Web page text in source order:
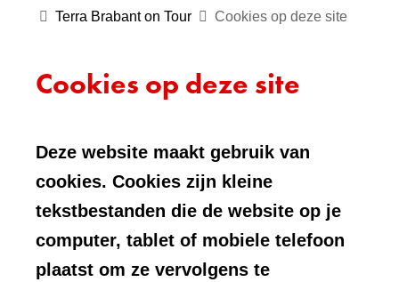
Terra Brabant on Tour Cookies op deze site
Cookies op deze site
Deze website maakt gebruik van
cookies. Cookies zijn kleine
tekstbestanden die de website op je
computer, tablet of mobiele telefoon
plaatst om ze vervolgens te